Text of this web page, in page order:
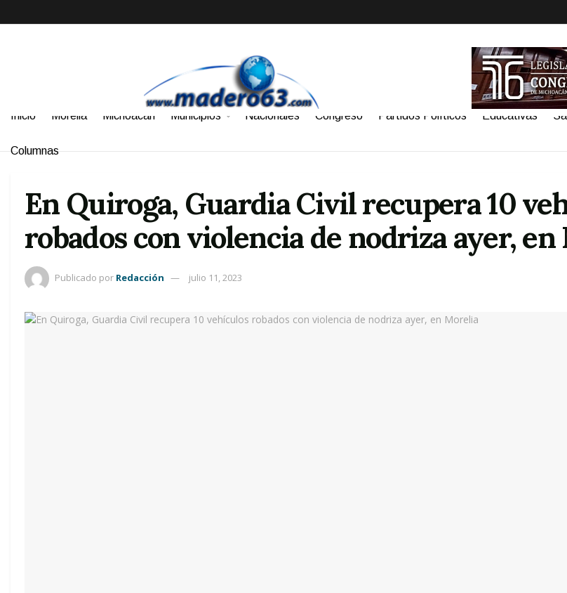
Inicio Morelia Michoacán Municipios Nacionales Congreso Partidos Políticos Educativas
Columnas
En Quiroga, Guardia Civil recupera 10
robados con violencia de nodriza ayer,
Publicado por Redacción julio 11, 2023